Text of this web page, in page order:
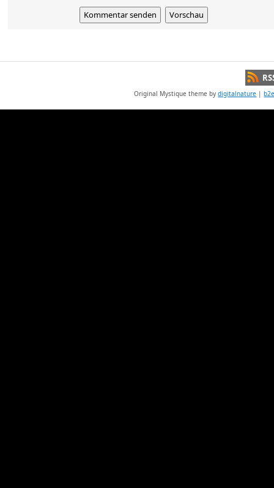
Original Mystique theme bydigitalnature |